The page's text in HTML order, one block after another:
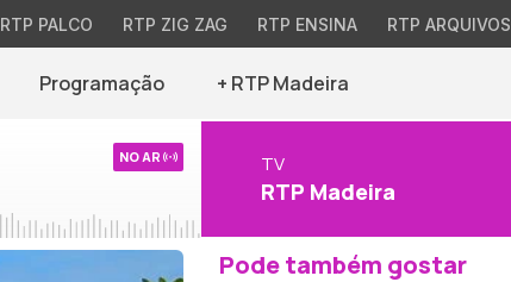
RTP PALCO RTP ZIG ZAG RTP ENSINA RTP ARQUIVOS
Programação + RTP Madeira
NO AR TV
RTP Madeira
Pode também gostar